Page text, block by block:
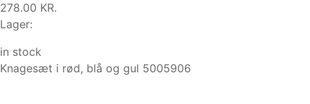
278.00 KR.
Lager:
in stock
Knagesæt i rød, blå og gul 5005906